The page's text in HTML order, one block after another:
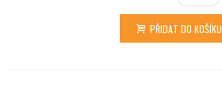
PŘIDAT DO KOŠÍKU